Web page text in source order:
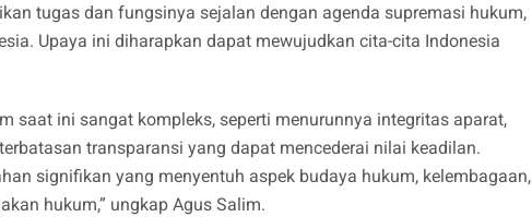
tugas dan fungsinya sejalan dengan agenda supremasi hukum,
Upaya ini diharapkan dapat mewujudkan cita-cita Indonesia
saat ini sangat kompleks, seperti menurunnya integritas aparat,
transparansi yang dapat mencederai nilai keadilan.
signifikan yang menyentuh aspek budaya hukum, kelembagaan,
hukum,” ungkap Agus Salim.